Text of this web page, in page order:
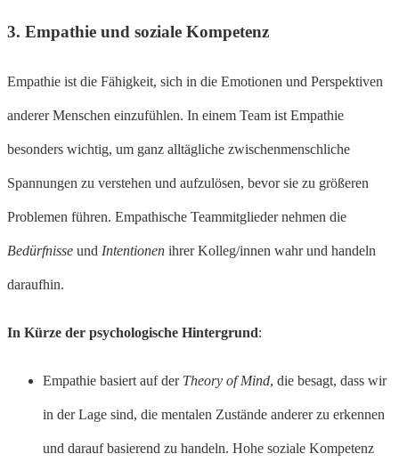
3. Empathie und soziale Kompetenz
Empathie ist die Fähigkeit, sich in die Emotionen und Perspektiven
anderer Menschen einzufühlen. In einem Team ist Empathie
besonders wichtig, um ganz alltägliche zwischenmenschliche
Spannungen zu verstehen und aufzulösen, bevor sie zu größeren
Problemen führen. Empathische Teammitglieder nehmen die
Bedürfnisse und Intentionen ihrer Kolleg/innen wahr und handeln
daraufhin.
In Kürze der psychologische Hintergrund:
Empathie basiert auf der Theory of Mind, die besagt, dass wir
in der Lage sind, die mentalen Zustände anderer zu erkennen
und darauf basierend zu handeln. Hohe soziale Kompetenz